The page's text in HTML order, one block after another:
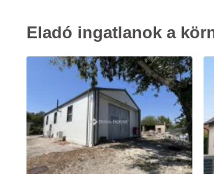
Eladó ingatlanok a